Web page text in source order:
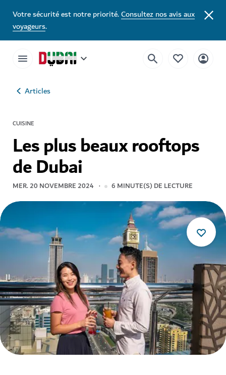
Votre sécurité est notre priorité.Consultez nos avis aux
voyageurs.
Articles
CUISINE
Les plus beaux rooftops
de Dubai
MER. 20 NOVEMBRE 2024 6 MINUTE(S) DE LECTURE